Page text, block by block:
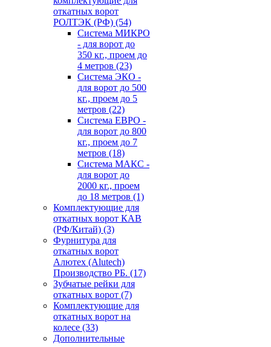
откатных ворот
РОЛТЭК (РФ) (54)
Система МИКРО
- для ворот до
350 кг., проем до
4 метров (23)
Система ЭКО -
для ворот до 500
кг., проем до 5
метров (22)
Система ЕВРО -
для ворот до 800
кг., проем до 7
метров (18)
Система МАКС -
для ворот до
2000 кг., проем
до 18 метров (1)
Комплектующие для
откатных ворот КАВ
(РФ/Китай) (3)
Фурнитура для
откатных ворот
Алютех (Alutech)
Производство РБ. (17)
Зубчатые рейки для
откатных ворот (7)
Комплектующие для
откатных ворот на
колесе (33)
Дополнительные